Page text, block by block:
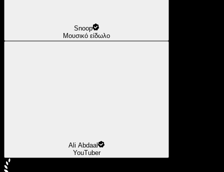
Snoop
Μουσικό είδωλο
Ali Abdaal
YouTuber